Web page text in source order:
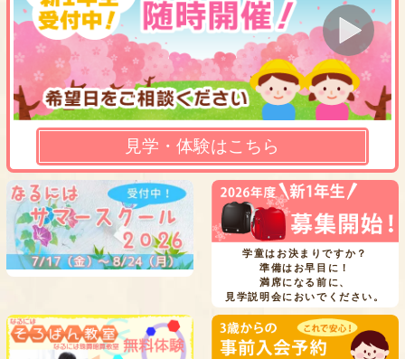
見学・体験はこちら
学童はお決まりですか？
準備はお早目に！
満席になる前に、
見学説明会においでください。